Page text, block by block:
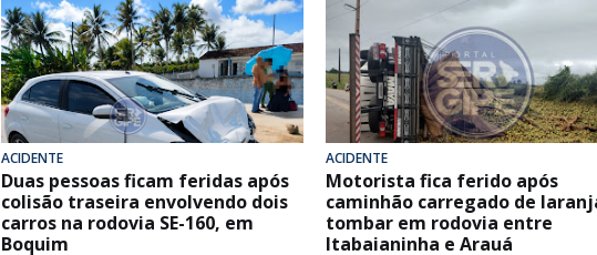
ACIDENTE
Duas pessoas ficam feridas após
colisão traseira envolvendo dois
carros na rodovia SE-160, em
Boquim
ACIDENTE
Motorista fica ferido após
caminhão carregado de
tombar em rodovia entre
Itabaianinha e Arauá